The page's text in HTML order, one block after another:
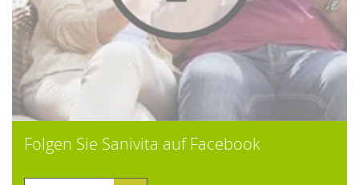
Folgen Sie Sanivita auf Facebook